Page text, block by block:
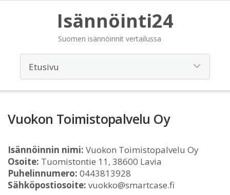
Isännöinti24
Suomen isännöinnit vertailussa
Vuokon Toimistopalvelu Oy
Isännöinnin nimi: Vuokon Toimistopalvelu Oy
Osoite: Tuomistontie 11, 38600 Lavia
Puhelinnumero: 0443813928
Sähköpostiosoite: vuokko@smartcase.fi